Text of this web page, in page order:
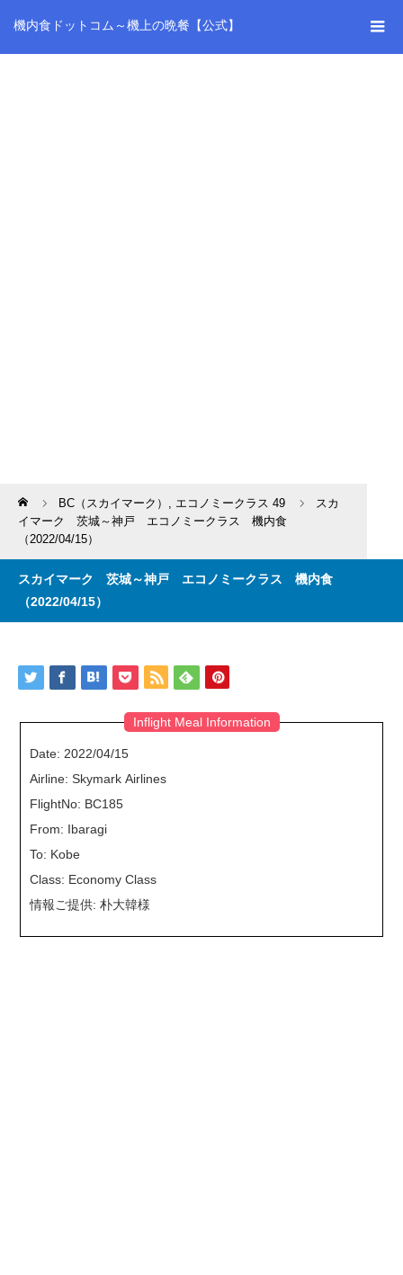
機内食ドットコム～機上の晩餐【公式】
Home BC（スカイマーク） , エコノミークラス 49
スカ
イマーク 茨城～神戸 エコノミークラス 機内食
（2022/04/15）
スカイマーク 茨城～神戸 エコノミークラス 機内食
（2022/04/15）
Inflight Meal Information
Date: 2022/04/15
Airline: Skymark Airlines
FlightNo: BC185
From: Ibaragi
To: Kobe
Class: Economy Class
情報ご提供: 朴大韓様